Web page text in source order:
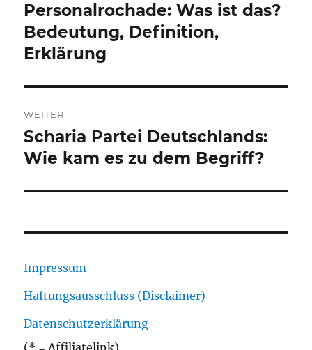
Vorheriger
Beitrag:
Personalrochade: Was ist das?
Bedeutung, Definition,
Erklärung
WEITER
Nächster
Beitrag:
Scharia Partei Deutschlands:
Wie kam es zu dem Begriff?
Impressum
Haftungsausschluss (Disclaimer)
Datenschutzerklärung
(* = Affiliatelink)